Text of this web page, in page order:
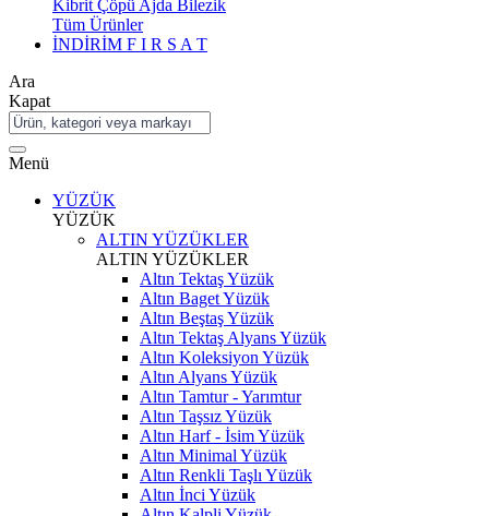
Kibrit Çöpü Ajda Bilezik
Tüm Ürünler
İNDİRİM F I R S A T
Ara
Kapat
Menü
YÜZÜK
YÜZÜK
ALTIN YÜZÜKLER
ALTIN YÜZÜKLER
Altın Tektaş Yüzük
Altın Baget Yüzük
Altın Beştaş Yüzük
Altın Tektaş Alyans Yüzük
Altın Koleksiyon Yüzük
Altın Alyans Yüzük
Altın Tamtur - Yarımtur
Altın Taşsız Yüzük
Altın Harf - İsim Yüzük
Altın Minimal Yüzük
Altın Renkli Taşlı Yüzük
Altın İnci Yüzük